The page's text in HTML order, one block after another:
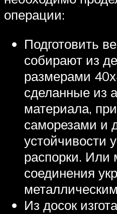
операции:
Подготовить
собирают из
размерами
сделанные из
материала,
саморезами и
устойчивости
распорки. Или
соединения
Из досок